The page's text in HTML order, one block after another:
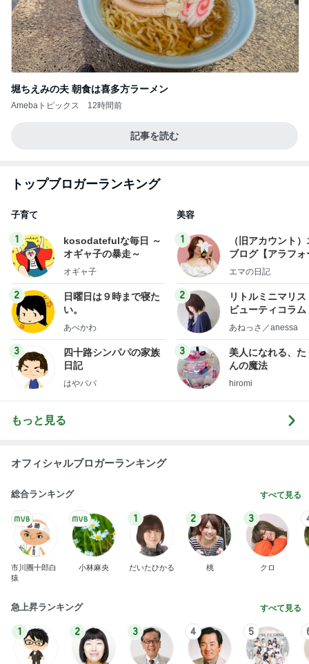
堀ちえみの夫 朝食は喜多方ラーメン
Amebaトピックス 12時間前
記事を読む
トップブロガーランキング
子育て
1
kosodatefulな毎日 ～
オギャ子の暴走～
オギャ子
2
日曜日は９時まで寝た
い。
あべかわ
3
四十路シンパパの家族
日記
はやパパ
美容
1
（旧アカウント
ブログ【アラフォ
社売却セカンドラ
エマの日記
2
リトルミニマリス
ビューティコラ
little
あねっさ／anessa
3
美人になれる、た
んの魔法
hiromi
もっと見る
オフィシャルブロガーランキング
総合ランキング すべて見る
市川團十郎白
猿
小林麻央
1
だいたひかる
2
桃
3
クロ
急上昇ランキング すべて見る
1 2 3 4 5